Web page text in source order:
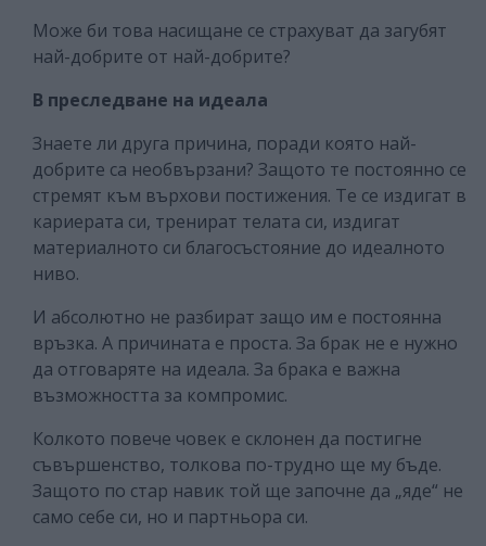
Може би това насищане се страхуват да загубят
най-добрите от най-добрите?
В преследване на идеала
Знаете ли друга причина, поради която най-
добрите са необвързани? Защото те постоянно се
стремят към върхови постижения. Те се издигат в
кариерата си, тренират телата си, издигат
материалното си благосъстояние до идеалното
ниво.
И абсолютно не разбират защо им е постоянна
връзка. А причината е проста. За брак не е нужно
да отговаряте на идеала. За брака е важна
възможността за компромис.
Колкото повече човек е склонен да постигне
съвършенство, толкова по-трудно ще му бъде.
Защото по стар навик той ще започне да „яде“ не
само себе си, но и партньора си.